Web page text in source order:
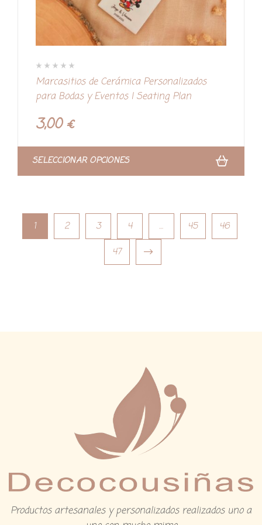
Marcasitios de Cerámica Personalizados
para Bodas y Eventos | Seating Plan
a
o
r
o
c
0
e
3,00€
SELECCIONAR OPCIONES
1 2 3 4 … 45
46
47
Productos artesanales y personalizados realizados uno a